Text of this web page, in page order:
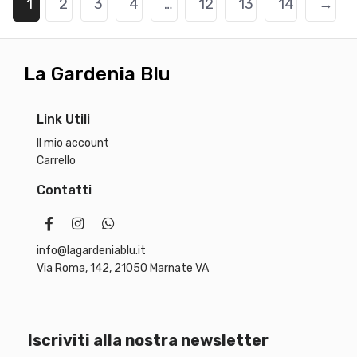
,
9
€
.
1 2 3 4 … 12 13 14 →
La Gardenia Blu
Link Utili
Il mio account
Carrello
Contatti
info@lagardeniablu.it
Via Roma, 142, 21050 Marnate VA
Iscriviti alla nostra newsletter